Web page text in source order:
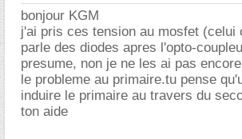
bonjour KGM
j'ai pris ces tension au mosfet (celui
parle des diodes apres l'opto-
presume, non je ne les ai pas
le probleme au primaire.tu pense
induire le primaire au travers du
ton aide